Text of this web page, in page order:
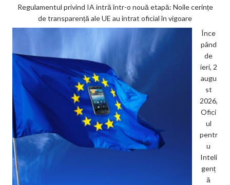
Regulamentul privind IA intră într-o nouă etapă: Noile cerințe
de transparență ale UE au intrat oficial în vigoare
Înce
pând
de
ieri, 2
augu
st
2026,
Ofici
ul
pentr
u
Inteli
genț
ă